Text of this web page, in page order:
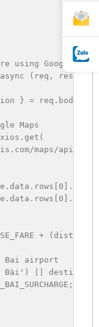
using Google Maps
async ( req , res
} = req . body
Maps
. get (
maps/api/
. data . rows 0 .
. data . rows 0 .
+ ( distance
Bai airport
Bài' )
;